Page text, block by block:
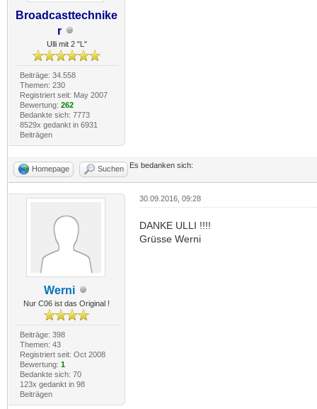
Broadcasttechnike
r
Ulli mit 2 "L"
Beiträge: 34.558
Themen: 230
Registriert seit: May 2007
Bewertung: 262
Bedankte sich: 7773
8529x gedankt in 6931
Beiträgen
Homepage Suchen Es bedanken sich:
Werni
Nur C06 ist das Original !
Beiträge: 398
Themen: 43
Registriert seit: Oct 2008
Bewertung: 1
Bedankte sich: 70
123x gedankt in 98
Beiträgen
30.09.2016, 09:28
DANKE ULLI !!!!
Grüsse Werni